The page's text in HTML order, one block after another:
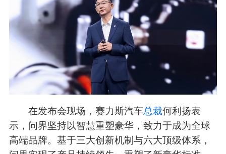
在发布会现场，赛力斯汽车总裁何利扬表
示，问界坚持以智慧重塑豪华，致力于成为全球
高端品牌。基于三大创新机制与六大顶级体系，